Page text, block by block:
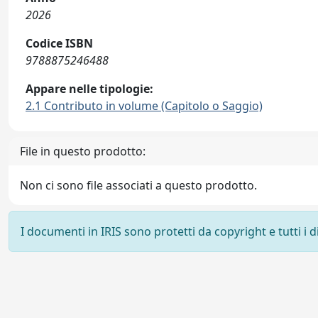
2026
Codice ISBN
9788875246488
Appare nelle tipologie:
2.1 Contributo in volume (Capitolo o Saggio)
File in questo prodotto:
Non ci sono file associati a questo prodotto.
I documenti in IRIS sono protetti da copyright e tutti i